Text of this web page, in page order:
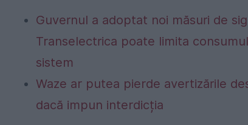
Guvernul a adoptat noi măsuri de
Transelectrica poate limita
sistem
Waze ar putea pierde avertizările
dacă impun interdicția